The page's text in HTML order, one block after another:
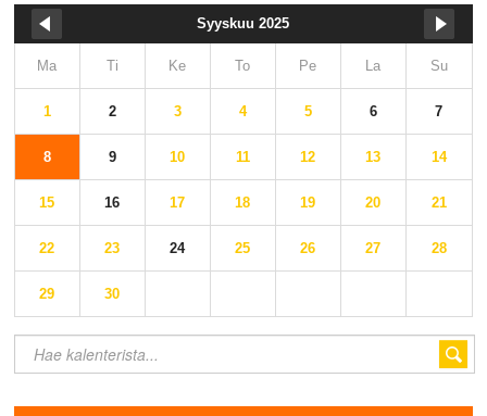
Syyskuu 2025
Ma Ti Ke To Pe La Su
1 2 3 4 5 6 7
8 9 10 11 12 13 14
15 16 17 18 19 20 21
22 23 24 25 26 27 28
29 30